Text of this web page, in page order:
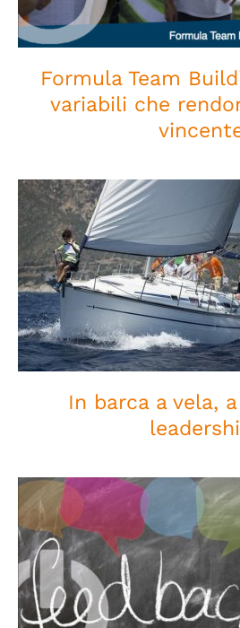
Formula Team
variabili che
In barca a vela, a scuola
leadership
In barca a vela,
L’arte di ricevere e dare
feedback